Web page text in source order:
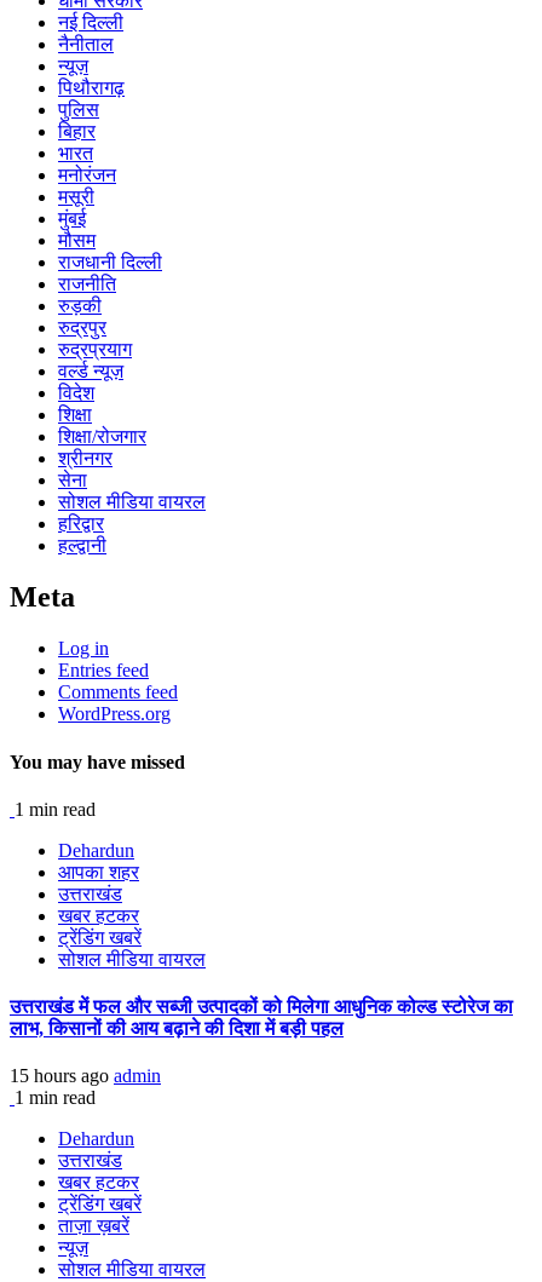
नई दिल्ली
नैनीताल
न्यूज़
पिथौरागढ़
पुलिस
बिहार
भारत
मनोरंजन
मसूरी
मुंबई
मौसम
राजधानी दिल्ली
राजनीति
रुड़की
रुद्रपुर
रुद्रप्रयाग
वर्ल्ड न्यूज़
विदेश
शिक्षा
शिक्षा/रोजगार
श्रीनगर
सेना
सोशल मीडिया वायरल
हरिद्वार
हल्द्वानी
Meta
Log in
Entries feed
Comments feed
WordPress.org
You may have missed
1 min read
Dehardun
आपका शहर
उत्तराखंड
खबर हटकर
ट्रेंडिंग खबरें
सोशल मीडिया वायरल
उत्तराखंड में फल और सब्जी उत्पादकों को मिलेगा आधुनिक कोल्ड स्टोरेज का
लाभ, किसानों की आय बढ़ाने की दिशा में बड़ी पहल
15 hours ago admin
1 min read
Dehardun
उत्तराखंड
खबर हटकर
ट्रेंडिंग खबरें
ताज़ा ख़बरें
न्यूज़
सोशल मीडिया वायरल